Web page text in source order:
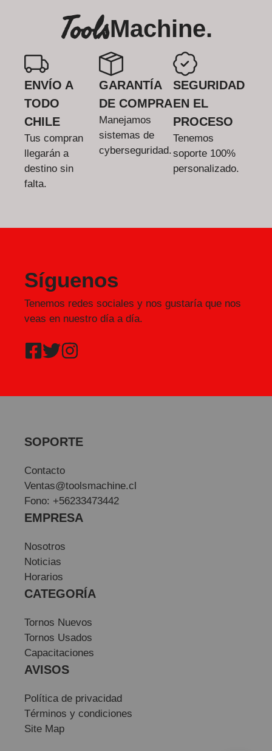
ToolsMachine.
ENVÍO A
TODO
CHILE
Tus compran
llegarán a
destino sin
falta.
GARANTÍA
DE COMPRA
Manejamos
sistemas de
cyberseguridad.
SEGURIDAD
EN EL
PROCESO
Tenemos
soporte 100%
personalizado.
Síguenos
Tenemos redes sociales y nos gustaría que nos
veas en nuestro día a día.
SOPORTE
Contacto
Ventas@toolsmachine.cl
Fono: +56233473442
EMPRESA
Nosotros
Noticias
Horarios
CATEGORÍA
Tornos Nuevos
Tornos Usados
Capacitaciones
AVISOS
Política de privacidad
Términos y condiciones
Site Map